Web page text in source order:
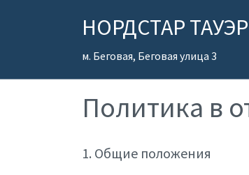
НОРДСТАР ТАУЭР
м. Беговая, Беговая улица 3
Политика в
1. Общие положения